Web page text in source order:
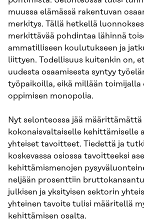
muussa elämässä rakentuvan
merkitys. Tällä hetkellä
merkittävää pohdintaa lähinnä
ammatilliseen koulutukseen ja
liittyen. Todellisuus kuitenkin on,
uudesta osaamisesta syntyy
työpaikoilla, eikä millään toimijalla
oppimisen monopolia.
Nyt selonteossa jää määrittämättä
kokonaisvaltaiselle kehittämiselle
yhteiset tavoitteet. Tiedettä ja
koskevassa osiossa tavoitteeksi
kehittämismenojen
neljään prosenttiin
julkisen ja yksityisen sektorin
yhteinen tavoite tulisi määritellä
kehittämisen osalta.